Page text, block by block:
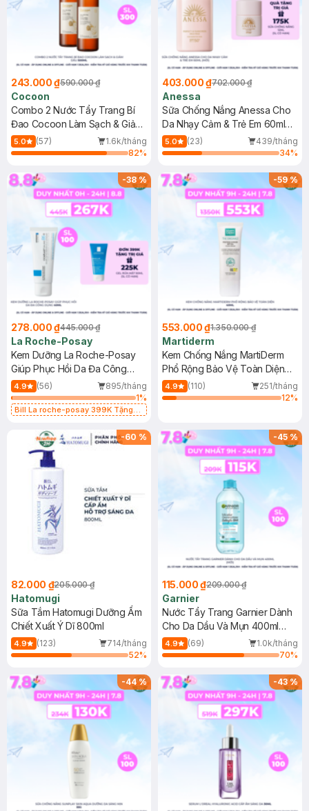
243.000 ₫590.000 ₫
Cocoon
Combo 2 Nước Tẩy Trang Bí
Đao Cocoon Làm Sạch & Giảm
Dầu 500ml
5.0 (57)
1.6k/tháng
82%
403.000 ₫702.000 ₫
Anessa
Sữa Chống Nắng Anessa Cho
Da Nhạy Cảm & Trẻ Em 60ml
(Mới)
5.0 (23)
439/tháng
34%
-38%
278.000 ₫445.000 ₫
La Roche-Posay
Kem Dưỡng La Roche-Posay
Giúp Phục Hồi Da Đa Công
Dụng 40ml
4.9 (56)
895/tháng
1%
Bill La roche-posay 399K Tặng
(SL có hạn)
-59%
553.000 ₫1.350.000 ₫
Martiderm
Kem Chống Nắng MartiDerm
Phổ Rộng Bảo Vệ Toàn Diện
40ml
4.9 (110)
251/tháng
12%
-60 %
82.000 ₫205.000 ₫
Hatomugi
Sữa Tắm Hatomugi Dưỡng Ẩm
Chiết Xuất Ý Dĩ 800ml
4.9 (123)
714/tháng
52%
-45%
115.000 ₫209.000 ₫
Garnier
Nước Tẩy Trang Garnier Dành
Cho Da Dầu Và Mụn 400ml
(Mới)
4.9 (69)
1.0k/tháng
70%
-44% -43%